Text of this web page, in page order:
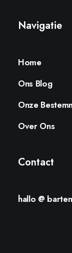
Navigatie
Home
Ons Blog
Onze
Over Ons
Contact
hallo @